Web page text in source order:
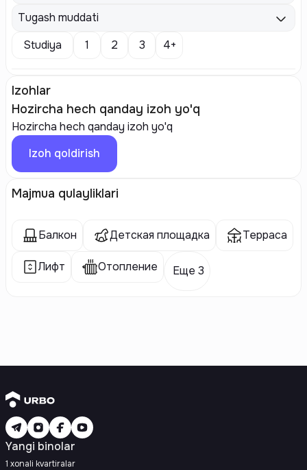
Tugash muddati
Studiya
1 2 3 4+
Izohlar
Hozircha hech qanday izoh yo'q
Hozircha hech qanday izoh yo'q
Izoh qoldirish
Majmua qulayliklari
Балкон Детская площадка Терраса
Лифт Отопление Еще 3
Yangi binolar
1 xonali kvartiralar